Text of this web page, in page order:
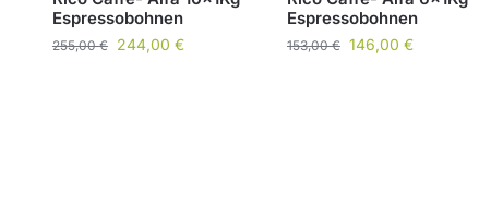
Espressobohnen
255,00€ 244,00 €
Espressobohnen
153,00€ 146,00 €